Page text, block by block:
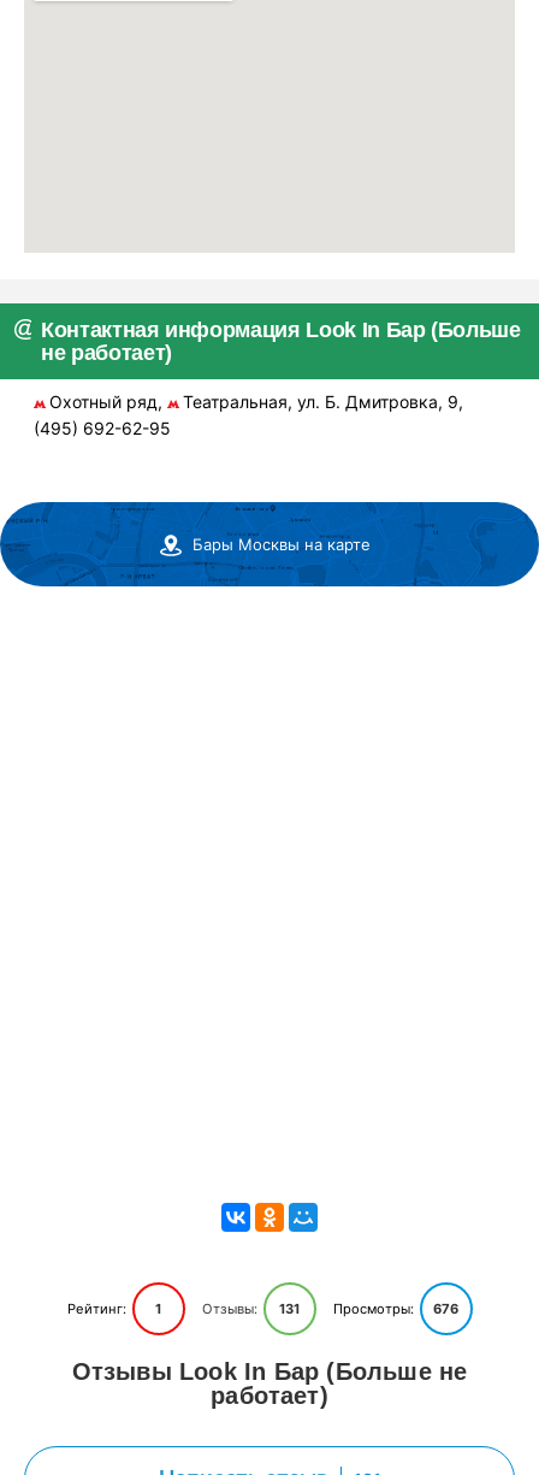
Контактная информация Look In Бар (Больше
не работает)
Охотный ряд,
Театральная, ул. Б. Дмитровка, 9,
(495) 692-62-95
Бары Москвы на карте
Рейтинг: 1 Отзывы: 131 Просмотры: 676
Отзывы Look In Бар (Больше не
работает)